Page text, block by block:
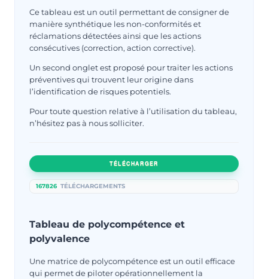
Ce tableau est un outil permettant de consigner de
manière synthétique les non-conformités et
réclamations détectées ainsi que les actions
consécutives (correction, action corrective).
Un second onglet est proposé pour traiter les actions
préventives qui trouvent leur origine dans
l’identification de risques potentiels.
Pour toute question relative à l’utilisation du tableau,
n’hésitez pas à nous solliciter.
TÉLÉCHARGER
167826 TÉLÉCHARGEMENTS
Tableau de polycompétence et
polyvalence
Une matrice de polycompétence est un outil efficace
qui permet de piloter opérationnellement la